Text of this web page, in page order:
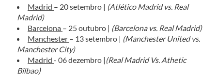
Madrid – 20 setembro | (Atlético Madrid vs. Real
Madrid)
Barcelona – 25 outubro | (Barcelona vs. Real Madrid)
Manchester – 13 setembro | (Manchester United vs.
Manchester City)
Madrid - 06 dezembro | (Real Madrid Vs. Athetic
Bilbao)